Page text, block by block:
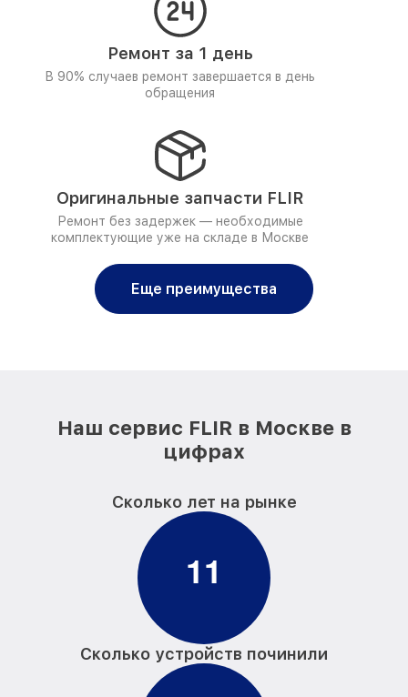
Ремонт за 1 день
В 90% случаев ремонт завершается в день
обращения
Оригинальные запчасти FLIR
Ремонт без задержек — необходимые
комплектующие уже на складе в Москве
Еще преимущества
Наш сервис FLIR в Москве в
цифрах
Сколько лет на рынке
11
Сколько устройств починили